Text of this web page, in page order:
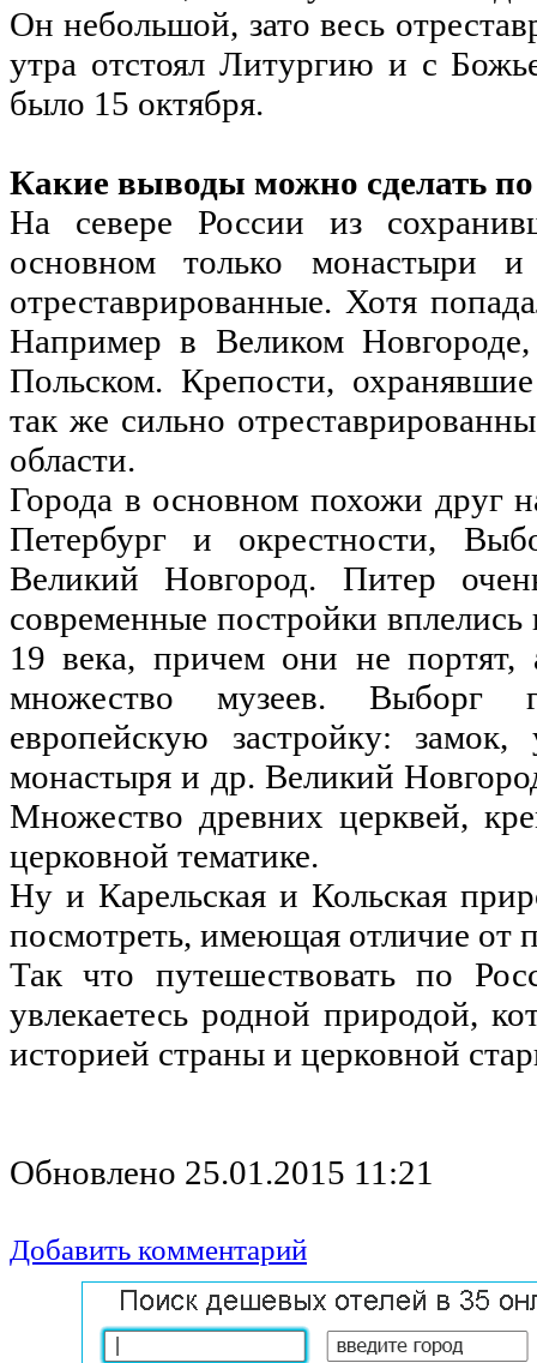
Он небольшой, зато весь
утра отстоял Литургию и с
было 15 октября.
Какие выводы можно сделать по
На севере России из
основном только
отреставрированные. Хотя
Например в Великом
Польском. Крепости,
так же сильно
области.
Города в основном похожи друг
Петербург и окрестности,
Великий Новгород. Питер
современные постройки
19 века, причем они не
множество музеев. Выборг
европейскую застройку:
монастыря и др. Великий
Множество древних церквей,
церковной тематике.
Ну и Карельская и Кольская
посмотреть, имеющая отличие от
Так что путешествовать по
увлекаетесь родной природой,
историей страны и церковной
Обновлено 25.01.2015 11:21
Добавить комментарий